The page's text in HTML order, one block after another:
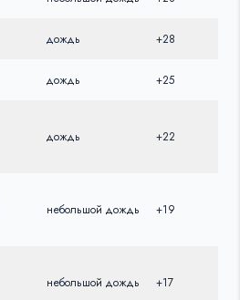
дождь +28
дождь +25
дождь +22
небольшой дождь +19
небольшой дождь +17